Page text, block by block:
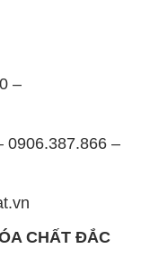
–
0906.387.866 –
CHẤT ĐẮC